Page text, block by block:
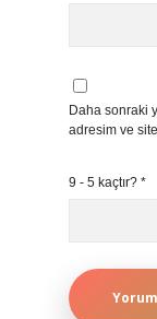
Daha sonraki
adresim ve
9 - 5 kaçtır? *